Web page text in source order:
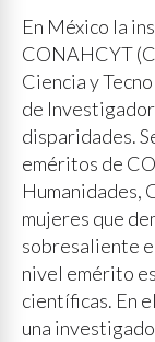
En México la
CONAHCYT
Ciencia y
de
disparidades.
eméritos de
Humanidades,
mujeres que
sobresaliente
nivel emérito
científicas. En
una